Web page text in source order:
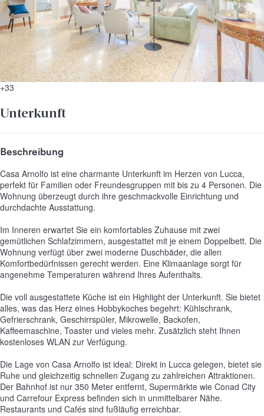
+33
Unterkunft
Beschreibung
Casa Arnolfo ist eine charmante Unterkunft im Herzen von Lucca,
perfekt für Familien oder Freundesgruppen mit bis zu 4 Personen. Die
Wohnung überzeugt durch ihre geschmackvolle Einrichtung und
durchdachte Ausstattung.
Im Inneren erwartet Sie ein komfortables Zuhause mit zwei
gemütlichen Schlafzimmern, ausgestattet mit je einem Doppelbett. Die
Wohnung verfügt über zwei moderne Duschbäder, die allen
Komfortbedürfnissen gerecht werden. Eine Klimaanlage sorgt für
angenehme Temperaturen während Ihres Aufenthalts.
Die voll ausgestattete Küche ist ein Highlight der Unterkunft. Sie bietet
alles, was das Herz eines Hobbykoches begehrt: Kühlschrank,
Gefrierschrank, Geschirrspüler, Mikrowelle, Backofen,
Kaffeemaschine, Toaster und vieles mehr. Zusätzlich steht Ihnen
kostenloses WLAN zur Verfügung.
Die Lage von Casa Arnolfo ist ideal: Direkt in Lucca gelegen, bietet sie
Ruhe und gleichzeitig schnellen Zugang zu zahlreichen Attraktionen.
Der Bahnhof ist nur 350 Meter entfernt, Supermärkte wie Conad City
und Carrefour Express befinden sich in unmittelbarer Nähe.
Restaurants und Cafés sind fußläufig erreichbar.